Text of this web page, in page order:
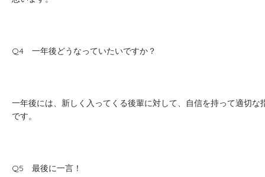
Q4 一年後どうなっていたいですか？
一年後には、新しく入ってくる後輩に対して、自信を持って適切な
です。
Q5 最後に一言！